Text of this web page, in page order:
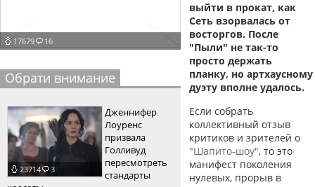
пїЅпїЅпїЅпїЅпїЅпїЅпїЅпїЅпїЅпїЅпїЅ
пїЅпїЅпїЅ
пїЅпїЅпїЅпїЅпїЅпїЅпїЅпїЅпїЅ
пїЅпїЅпїЅ пїЅпїЅпїЅпїЅпїЅ
пїЅпїЅпїЅ пїЅпїЅпїЅпїЅпїЅпїЅ
пїЅпїЅпїЅпїЅпїЅ
пїЅпїЅпїЅпїЅпїЅпїЅпїЅпїЅпїЅпїЅ
17679 16
Обрати внимание
23714 3
Дженнифер
Лоуренс
призвала
Голливуд
пересмотреть
стандарты
выйти в прокат, как
Сеть взорвалась от
восторгов. После
"Пыли" не так-то
просто держать
планку, но артхаусному
дуэту вполне удалось.
Если собрать
коллективный отзыв
критиков и зрителей о
"Шапито-шоу", то это
манифест поколения
нулевых, прорыв в